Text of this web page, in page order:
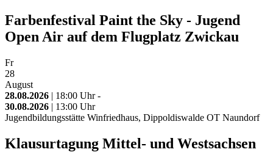
Farbenfestival Paint the Sky - Jugend
Open Air auf dem Flugplatz Zwickau
Fr
28
August
28.08.2026 | 18:00 Uhr -
30.08.2026 | 13:00 Uhr
Jugendbildungsstätte Winfriedhaus, Dippoldiswalde OT Naundorf
Klausurtagung Mittel- und Westsachsen